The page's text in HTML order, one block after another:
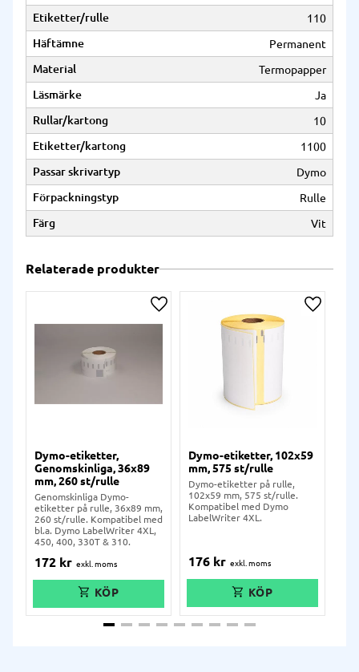
Etiketter/rulle
110
Häftämne
Permanent
Material
Termopapper
Läsmärke
Ja
Rullar/kartong
10
Etiketter/kartong
1100
Passar skrivartyp
Dymo
Förpackningstyp
Rulle
Färg
Vit
Relaterade produkter
Dymo-etiketter,
Genomskinliga, 36x89
mm, 260 st/rulle
Genomskinliga Dymo-
etiketter på rulle, 36x89 mm,
260 st/rulle. Kompatibel med
bl.a. Dymo LabelWriter 4XL,
450, 400, 330T & 310.
172 kr
Lägg till i önskelista
Dymo-etiketter, 102x59
mm, 575 st/rulle
Dymo-etiketter på rulle,
102x59 mm, 575 st/rulle.
Kompatibel med Dymo
LabelWriter 4XL.
176 kr
Lägg till